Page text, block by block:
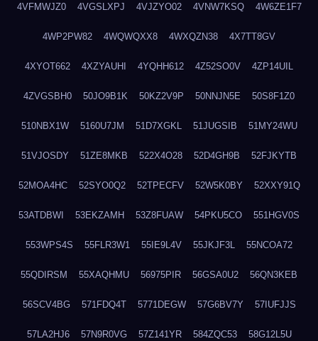
4VFMWJZ0 4VGSLXPJ 4VJZYO02 4VNW7KSQ 4W6ZE1F7
4WP2PW82 4WQWQXX8 4WXQZN38 4X7TT8GV
4XYOT662 4XZYAUHI 4YQHH612 4Z52SO0V 4ZP14UIL
4ZVGSBH0 50JO9B1K 50KZ2V9P 50NNJN5E 50S8F1Z0
510NBX1W 5160U7JM 51D7XGKL 51JUGSIB 51MY24WU
51VJOSDY 51ZE8MKB 522X4O28 52D4GH9B 52FJKYTB
52MOA4HC 52SYO0Q2 52TPECFV 52W5K0BY 52XXY91Q
53ATDBWI 53EKZAMH 53Z8FUAW 54PKU5CO 551HGV0S
553WPS4S 55FLR3W1 55IE9L4V 55JKJF3L 55NCOA72
55QDIRSM 55XAQHMU 56975PIR 56GSA0U2 56QN3KEB
56SCV4BG 571FDQ4T 5771DEGW 57G6BV7Y 57IUFJJS
57LA2HJ6 57N9R0VG 57Z141YR 584ZQC53 58G12L5U